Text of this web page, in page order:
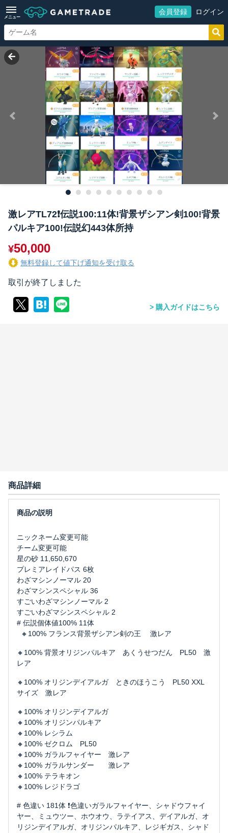
メニュー
会員登録 ログイン
激レアTL72❗️伝説100:11体!背景ザシアン剣100!背景
パルキア100!伝説幻443体所持
¥50,000
無料登録して値下げ通知を受け取る
取引が終了しました
購入ガイドはこちら
商品詳細
ニックネーム変更可能
チーム変更可能
星の砂 11,650,670
プレミアレイドパス 6枚
わざマシンノーマル 20
わざマシンスペシャル 36
すごいわざマシンノーマル 2
すごいわざマシンスペシャル 2
# 伝説個体値100% 11体
🔸100% フランス背景ザシアン剣の王 激レア
🔸100% 背景オリジンパルキア あくうせつだん PL50 激
レア
🔸100% オリジンデイアルガ ときのほうこう PL50 XXL
サイズ 激レア
🔸100% オリジンデイアルガ
🔸100% オリジンパルキア
🔸100% レシラム
🔸100% ゼクロム PL50
🔸100% ガラルフャイヤー 激レア
🔸100% ガラルサンダー 激レア
🔸100% テラキオン
🔸100% レジドラゴ
# 色違い 181体 ❗️色違いガラルフャイヤー、シャドウフャイ
ヤー、ミュウツー、ホウオウ、ラテイアス、デイアルガ、オ
リジンデイアルガ、オリジンパルキア、レジギガス、シャド